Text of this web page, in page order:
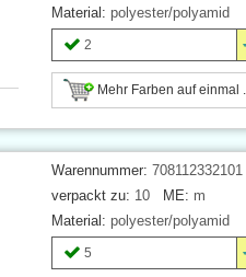
Material: polyester/polyamid
2
Mehr Farben auf einmal ...
Warennummer: 708112332101
verpackt zu: 10 ME: m
Material: polyester/polyamid
5